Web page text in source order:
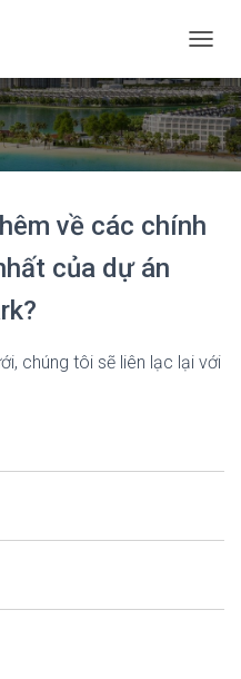
H
U
Y
Ể
N
I
C
về các chính
của dự án
chúng tôi sẽ liên lạc lại với